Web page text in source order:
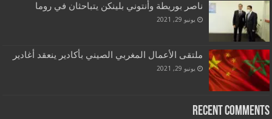
ناصر بوريطة وأنتوني بلينكن يتباحثان في روما
يونيو 29, 2021
ملتقى الأعمال المغربي الصيني بأكادير ينعقد أغادير
يونيو 29, 2021
Recent Comments